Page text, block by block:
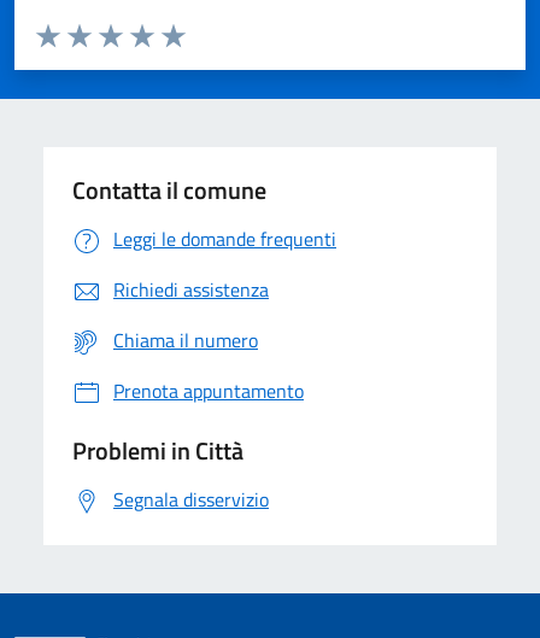
Domanda
Valuta da 1 a 5 stelle la pagina
Valuta 5 stelle su 5
Valuta 4 stelle su 5
Valuta 3 stelle su 5
Valuta 2 stelle su 5
Valuta 1 stelle su 5
Contatta il comune
Leggi le domande frequenti
Richiedi assistenza
Chiama il numero
Prenota appuntamento
Problemi in Città
Segnala disservizio